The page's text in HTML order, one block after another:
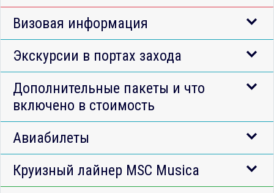
Визовая информация
Экскурсии в портах захода
Дополнительные пакеты и что
включено в стоимость
Авиабилеты
Круизный лайнер MSC Musica